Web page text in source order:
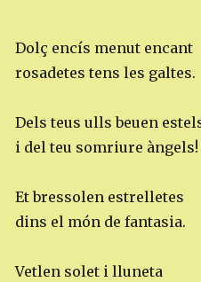
Dolç encís menut encant
rosadetes tens les galtes.
Dels teus ulls beuen
i del teu somriure àngels!
Et bressolen estrelletes
dins el món de fantasia.
Vetlen solet i lluneta